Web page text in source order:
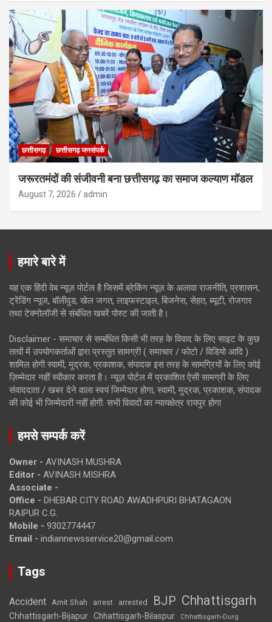
छत्तीसगढ़ छत्तीसगढ़ जनसंपर्क
जरूरतमंदों की संजीवनी बना छत्तीसगढ़ का समाज कल्याण मॉडल
August 7, 2026 admin
हमारे बारे में
यह एक हिंदी वेब न्यूज़ पोर्टल है जिसमें ब्रेकिंग न्यूज़ के अलावा राजनीति, प्रशासन,
ट्रेंडिंग न्यूज, बॉलीवुड, खेल जगत, लाइफस्टाइल, बिजनेस, सेहत, ब्यूटी, रोजगार
तथा टेक्नोलॉजी से संबंधित खबरें पोस्ट की जाती है।
Disclaimer - समाचार से सम्बंधित किसी भी तरह के विवाद के लिए साइट के कुछ
तत्वों में उपयोगकर्ताओं द्वारा प्रस्तुत सामग्री ( समाचार / फोटो / विडियो आदि )
शामिल होगी स्वामी, मुद्रक, प्रकाशक, संपादक इस तरह के सामग्रियों के लिए कोई
ज़िम्मेदार नहीं स्वीकार करता है। न्यूज़ पोर्टल में प्रकाशित ऐसी सामग्री के लिए
संवाददाता / खबर देने वाला स्वयं जिम्मेदार होगा, स्वामी, मुद्रक, प्रकाशक, संपादक
की कोई भी जिम्मेदारी नहीं होगी. सभी विवादों का न्यायक्षेत्र रायपुर होगा
हमसे सम्पर्क करें
Owner - AVINASH MUSHRA
Editor - AVINASH MISHRA
Associate -
Office - DHEBAR CITY ROAD AWADHPURI BHATAGAON
RAIPUR C.G.
Mobile - 9302774447
Email - indiannewsservice20@gmail.com
Tags
Accident Amit Shah arrest arrested BJP Chhattisgarh
Chhattisgarh-Bijapur Chhattisgarh-Bilaspur Chhattisgarh-Durg